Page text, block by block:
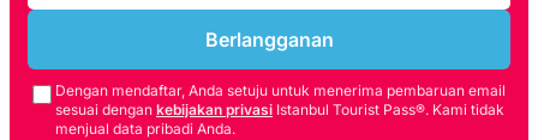
Berlangganan
Dengan mendaftar, Anda setuju untuk menerima pembaruan email
sesuai dengan kebijakan privasi Istanbul Tourist Pass®. Kami tidak
menjual data pribadi Anda.